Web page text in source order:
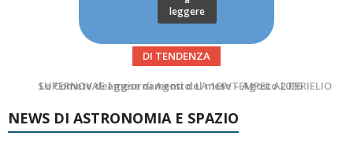
leggere
DI TENDENZA
Le Comete del mese di Agosto: LA 10P/TEMPEL AL PERIELIO
Asteroidi del mese Agosto 2026
NEWS DI ASTRONOMIA E SPAZIO